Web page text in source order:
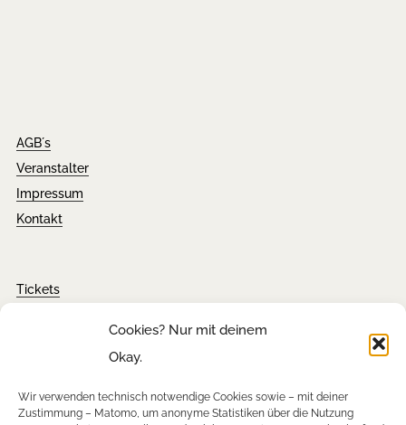
Cookies? Nur mit deinem
Okay.
Wir verwenden technisch notwendige Cookies sowie – mit deiner
Zustimmung – Matomo, um anonyme Statistiken über die Nutzung
AGB´s
Veranstalter
Impressum
Kontakt
Tickets